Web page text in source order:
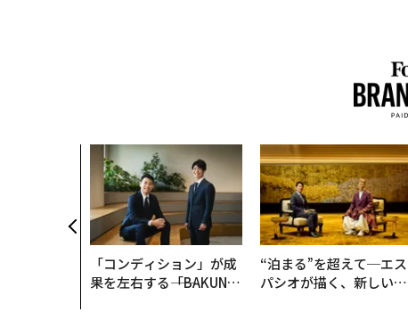
「コンディション」が成
果を左右する――「BAKUN
“泊まる”を超えて─エス
パシオが描く、新しい日